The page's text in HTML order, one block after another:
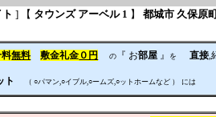
] 【 タウンズ アーベル 1 】 都城市 久保原
料無料 敷金礼金 ０円 の 『 お部屋 』 を 直接,
ト （ ○パマン,○イブル,○ームズ,○ットホームなど ） には